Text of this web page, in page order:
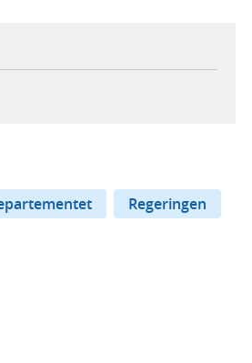
Regeringen